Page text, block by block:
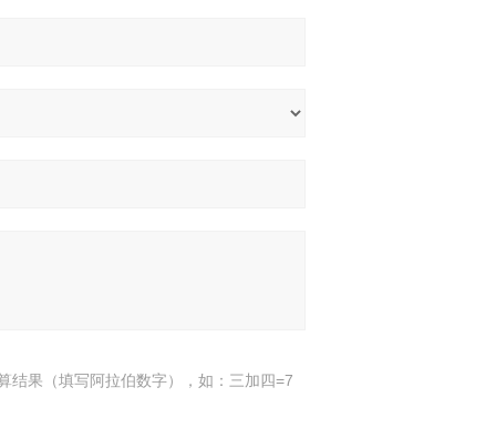
结果（填写阿拉伯数字），如：三加四=7